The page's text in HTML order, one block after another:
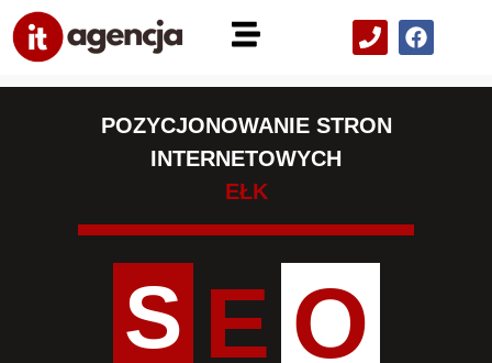
POZYCJONOWANIE STRON
INTERNETOWYCH
EŁK
S E O